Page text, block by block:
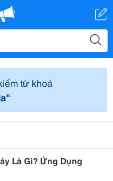
từ khoá
Là Gì? Ứng Dụng